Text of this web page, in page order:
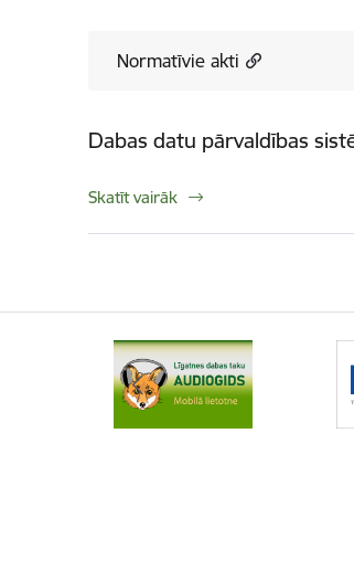
Normatīvie akti
Dabas datu pārvaldības
Skatīt vairāk